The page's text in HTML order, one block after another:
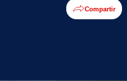
Compartir